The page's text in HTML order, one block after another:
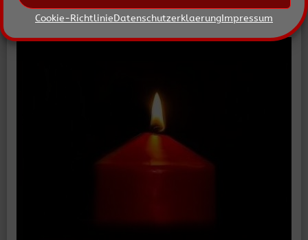
Cookie-RichtlinieDatenschutzerklaerungImpressum